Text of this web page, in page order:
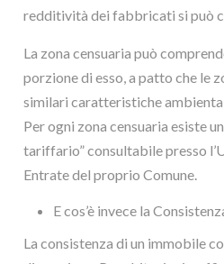
redditività dei fabbricati si può
La zona censuaria può
porzione di esso, a patto che le
similari caratteristiche
Per ogni zona censuaria esiste
tariffario” consultabile presso
Entrate del proprio Comune.
E cos’è invece la
La consistenza di un immobile